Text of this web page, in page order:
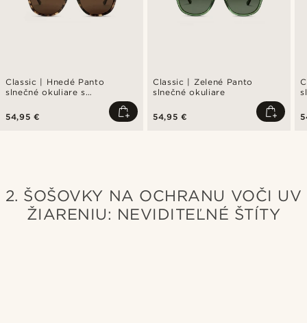
Classic | Hnedé Panto
slnečné okuliare s
54,95 €
Classic | Zelené Panto
slnečné okuliare
54,95 €
2. ŠOŠOVKY NA OCHRANU VOČI UV
ŽIARENIU: NEVIDITEĽNÉ ŠTÍTY